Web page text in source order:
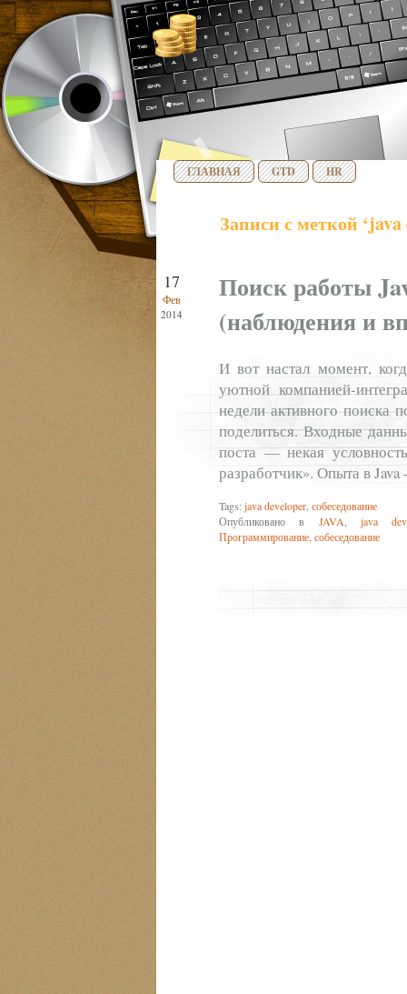
ГЛАВНАЯ GTD HR
Записи с меткой ‘java
17
Фев
2014
Поиск работы
(наблюдения и
И вот настал момент,
уютной компанией-
недели активного поиска
поделиться. Входные
поста — некая
разработчик». Опыта в
Tags: java developer собеседование
Опубликовано в JAVA
java
Программирование собеседование